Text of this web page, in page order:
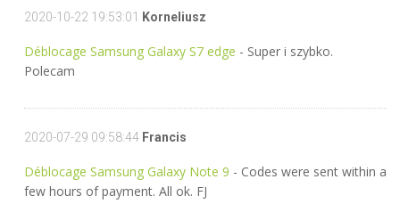
2020-10-22 19:53:01 Korneliusz
Déblocage Samsung Galaxy S7 edge - Super i szybko.
Polecam
2020-07-29 09:58:44 Francis
Déblocage Samsung Galaxy Note 9 - Codes were sent within a
few hours of payment. All ok. FJ